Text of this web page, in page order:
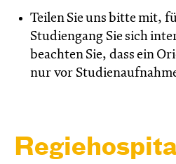
Teilen Sie uns bitte mit,
Studiengang Sie sich
beachten Sie, dass ein
nur vor